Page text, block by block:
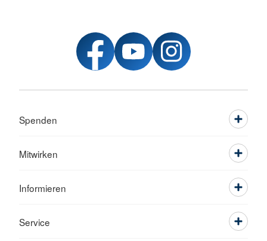
Spenden
Mitwirken
Informieren
Service